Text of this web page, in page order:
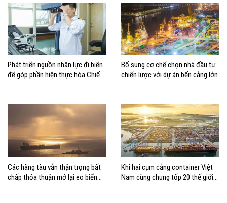
Phát triển nguồn nhân lực đi biển
để góp phần hiện thực hóa Chiến
Bổ sung cơ chế chọn nhà đầu tư
chiến lược với dự án bến cảng lớn
Các hãng tàu vẫn thận trọng bất
chấp thỏa thuận mở lại eo biển
Khi hai cụm cảng container Việt
Nam cùng chung tốp 20 thế giới